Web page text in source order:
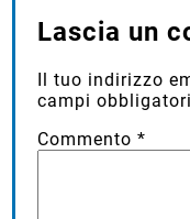
Lascia un
Il tuo indirizzo
campi
Commento*